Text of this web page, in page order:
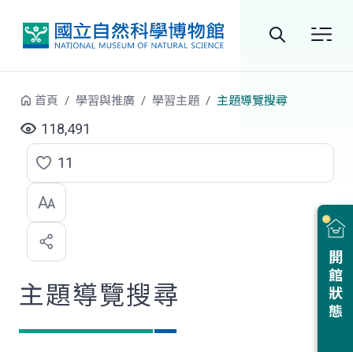
站
尋
開館狀態
首頁 學習與推廣 學習主題 主題導覽搜尋
118,491
點
選
喜
歡
11
主題導覽搜尋